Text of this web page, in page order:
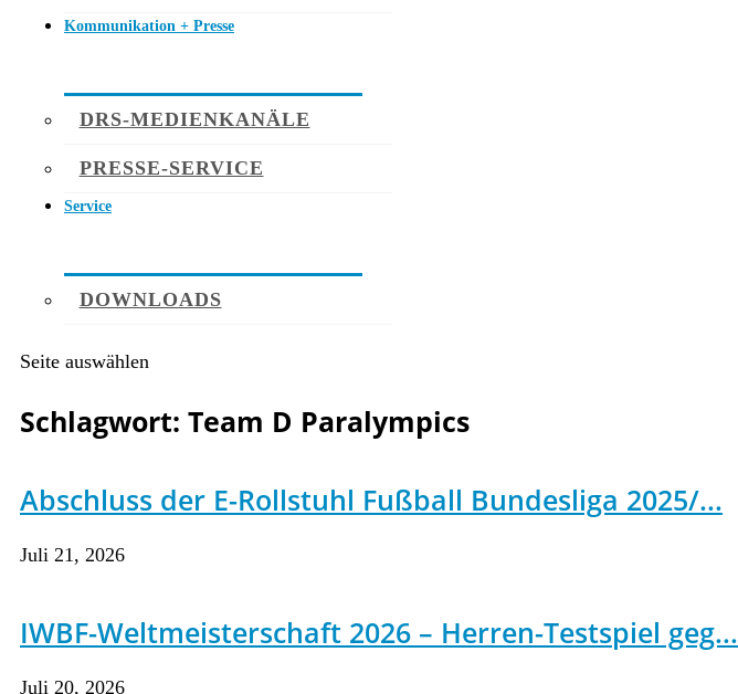
Kommunikation + Presse
DRS-MEDIENKANÄLE
PRESSE-SERVICE
Service
DOWNLOADS
Seite auswählen
Schlagwort: Team D Paralympics
Abschluss der E-Rollstuhl Fußball Bundesliga 2025/...
Juli 21, 2026
IWBF-Weltmeisterschaft 2026 – Herren-Testspiel geg...
Juli 20, 2026